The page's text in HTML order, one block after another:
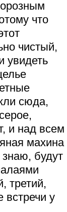
что
чистый,
увидеть
сюда,
и над всем
махина
будут
третий,
встречи у